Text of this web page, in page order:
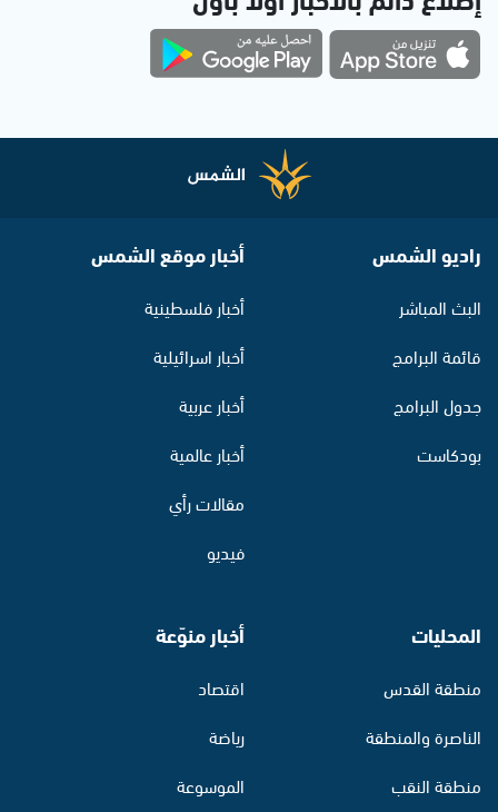
راديو الشمس
البث المباشر
قائمة البرامج
جدول البرامج
بودكاست
أخبار موقع الشمس
أخبار فلسطينية
أخبار اسرائيلية
أخبار عربية
أخبار عالمية
مقالات رأي
فيديو
المحليات
منطقة القدس
الناصرة والمنطقة
منطقة النقب
أخبار منوّعة
اقتصاد
رياضة
الموسوعة